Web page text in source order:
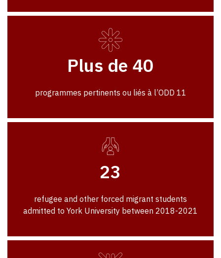
Plus de 40
programmes pertinents ou liés à l’ODD 11
23
refugee and other forced migrant students
admitted to York University between 2018-2021